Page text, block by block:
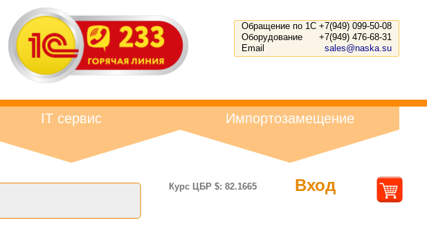
Обращение по 1С +7(949) 099-50-08
Оборудование
+7(949) 476-68-31
Email
sales@naska.su
IT сервис Импортозамещение
Курс ЦБР $: 82.1665 Вход